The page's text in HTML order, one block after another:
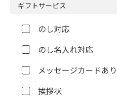
ギフトサービス
のし対応
のし名入れ対応
メッセージカードあり
挨拶状